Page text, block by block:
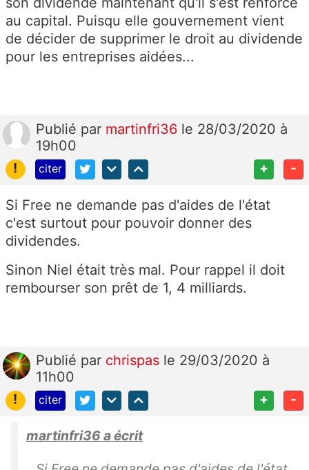
au capital. Puisqu elle gouvernement vient
de décider de supprimer le droit au dividende
pour les entreprises aidées...
Publié par martinfri36 le 28/03/2020 à
19h00
!
citer + -
Si Free ne demande pas d'aides de l'état
c'est surtout pour pouvoir donner des
dividendes.
Sinon Niel était très mal. Pour rappel il doit
rembourser son prêt de 1, 4 milliards.
Publié par chrispas le 29/03/2020 à
11h00
!
citer + -
martinfri36 a écrit